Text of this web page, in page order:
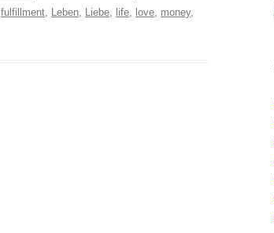
fulfillment, Leben, Liebe, life, love, money,